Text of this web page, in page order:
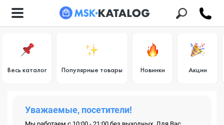
Весь каталог Популярные товары Новинки Акции
Уважаемые, посетители!